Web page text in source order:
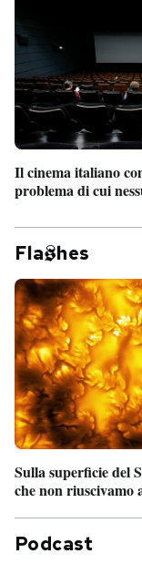
Il cinema italiano
problema di cui
Fla hes
Sulla superficie del
che non riuscivamo
Podcast